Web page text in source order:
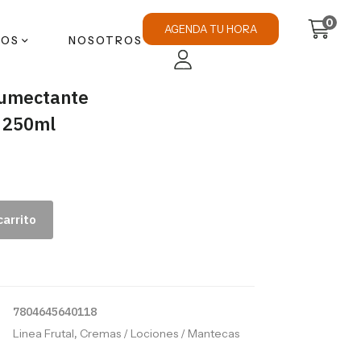
NOSOTROS
AGENDA TU HORA 0
7804645640118
Linea Frutal, Cremas / Lociones / Mantecas